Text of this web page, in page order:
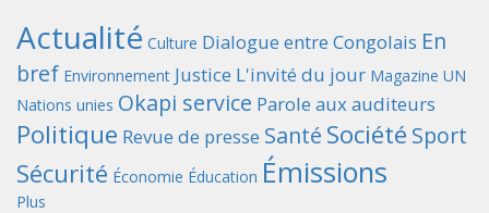
Actualité Culture Dialogue entre Congolais En
bref Environnement Justice L'invité du jour Magazine UN
Nations unies Okapi service Parole aux auditeurs
Politique Revue de presse Santé Société Sport
Sécurité Économie Éducation Émissions
Plus